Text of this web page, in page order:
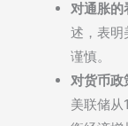
对通胀的
述，表明
谨慎。
对货币政
美联储从